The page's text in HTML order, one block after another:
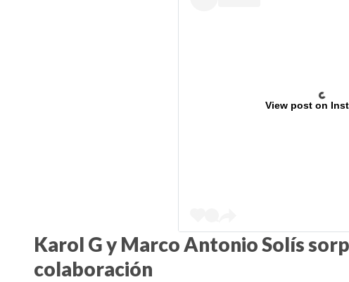
View post on
Karol G y Marco Antonio Solís
colaboración